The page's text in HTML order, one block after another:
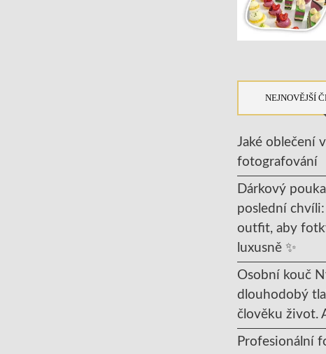
NEJNOVĚJŠÍ
Jaké oblečení
fotografování
Dárkový
poslední
outfit, aby
luxusně ✨
Osobní kouč
dlouhodobý
člověku život.
Profesionální